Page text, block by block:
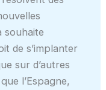
souhaite
de s’implanter
sur d’autres
l’Espagne,